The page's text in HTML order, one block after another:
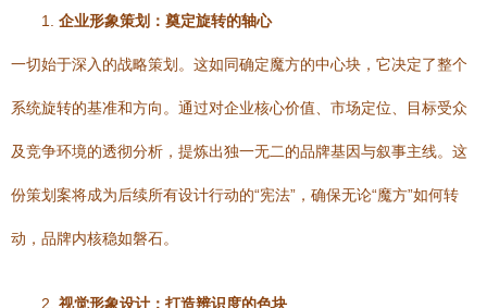
1. 企业形象策划：奠定旋转的轴心
一切始于深入的战略策划。这如同确定魔方的中心块，它决定了整个
系统旋转的基准和方向。通过对企业核心价值、市场定位、目标受众
及竞争环境的透彻分析，提炼出独一无二的品牌基因与叙事主线。这
份策划案将成为后续所有设计行动的“宪法”，确保无论“魔方”如何转
动，品牌内核稳如磐石。
2. 视觉形象设计：打造辨识度的色块